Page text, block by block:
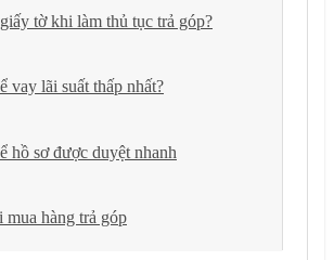
tờ khi làm thủ tục trả góp?
vay lãi suất thấp nhất?
hồ sơ được duyệt nhanh
hàng trả góp